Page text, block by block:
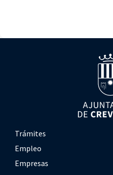
Trámites
Empleo
Empresas